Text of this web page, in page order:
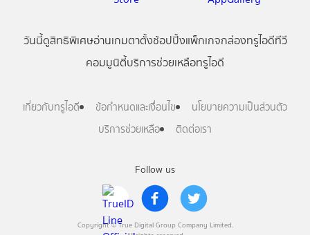
Follow us
Copyright © True Digital Group Company Limited.
วันนี้ดูสิทธิพิเศษอ่านเกมตาตั้งช้อปปิ้งแพ็กเกจกล่องทรูไอดีทีวี
คอมมูนิตี้บริการช่วยเหลือทรูไอดี
เกี่ยวกับทรูไอดี ข้อกำหนดและเงื่อนไข
นโยบายความเป็นส่วนตัว
บริการช่วยเหลือ
ติดต่อเรา